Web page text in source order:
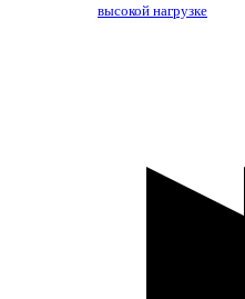
высокой нагрузке